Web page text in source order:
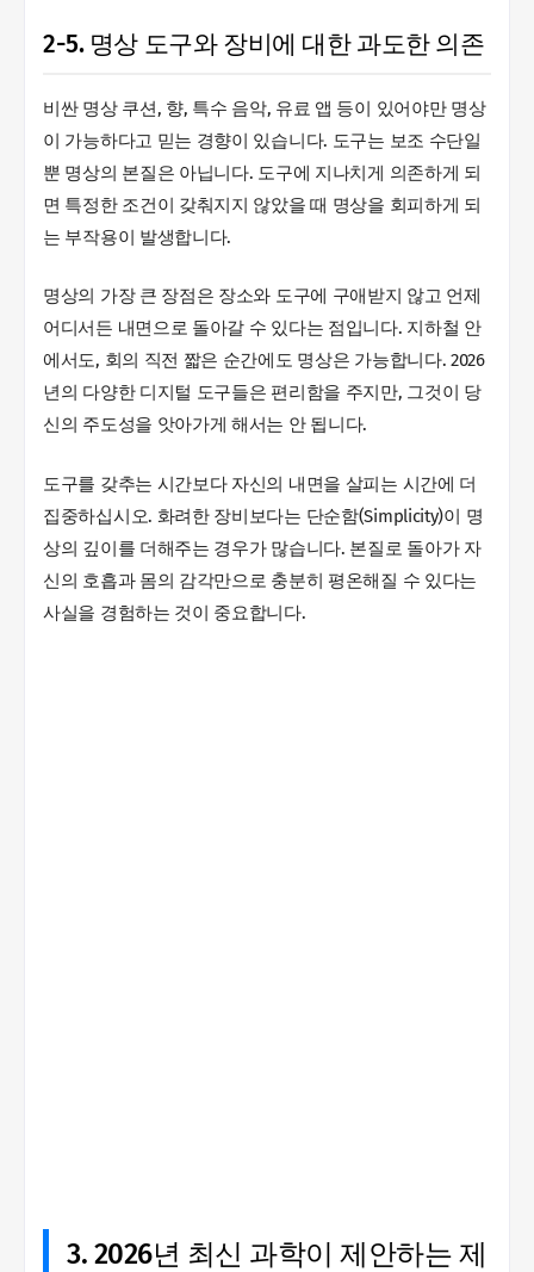
2-5. 명상 도구와 장비에 대한 과도한 의존
비싼 명상 쿠션, 향, 특수 음악, 유료 앱 등이 있어야만 명상
이 가능하다고 믿는 경향이 있습니다. 도구는 보조 수단일
뿐 명상의 본질은 아닙니다. 도구에 지나치게 의존하게 되
면 특정한 조건이 갖춰지지 않았을 때 명상을 회피하게 되
는 부작용이 발생합니다.
명상의 가장 큰 장점은 장소와 도구에 구애받지 않고 언제
어디서든 내면으로 돌아갈 수 있다는 점입니다. 지하철 안
에서도, 회의 직전 짧은 순간에도 명상은 가능합니다. 2026
년의 다양한 디지털 도구들은 편리함을 주지만, 그것이 당
신의 주도성을 앗아가게 해서는 안 됩니다.
도구를 갖추는 시간보다 자신의 내면을 살피는 시간에 더
집중하십시오. 화려한 장비보다는 단순함(Simplicity)이 명
상의 깊이를 더해주는 경우가 많습니다. 본질로 돌아가 자
신의 호흡과 몸의 감각만으로 충분히 평온해질 수 있다는
사실을 경험하는 것이 중요합니다.
3. 2026년 최신 과학이 제안하는 제